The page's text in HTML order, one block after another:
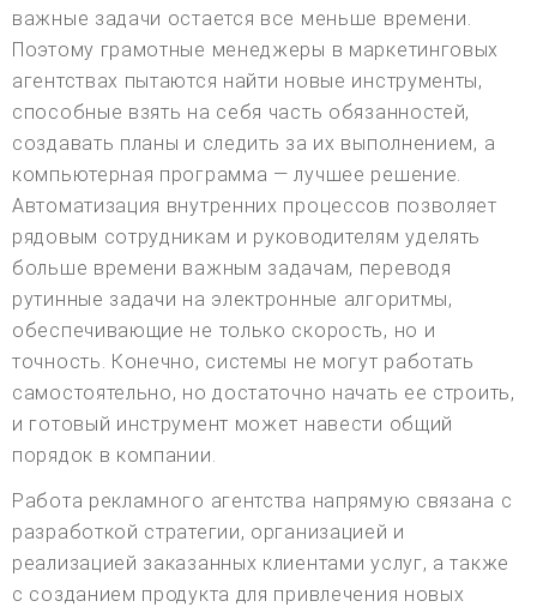
важные задачи остается все меньше времени.
Поэтому грамотные менеджеры в маркетинговых
агентствах пытаются найти новые инструменты,
способные взять на себя часть обязанностей,
создавать планы и следить за их выполнением, а
компьютерная программа — лучшее решение.
Автоматизация внутренних процессов позволяет
рядовым сотрудникам и руководителям уделять
больше времени важным задачам, переводя
рутинные задачи на электронные алгоритмы,
обеспечивающие не только скорость, но и
точность. Конечно, системы не могут работать
самостоятельно, но достаточно начать ее строить,
и готовый инструмент может навести общий
порядок в компании.
Работа рекламного агентства напрямую связана с
разработкой стратегии, организацией и
реализацией заказанных клиентами услуг, а также
с созданием продукта для привлечения новых